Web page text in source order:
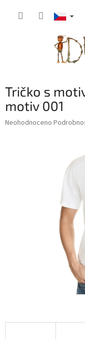
Tričko s
motiv 001
Průměrné
Neohodnoceno